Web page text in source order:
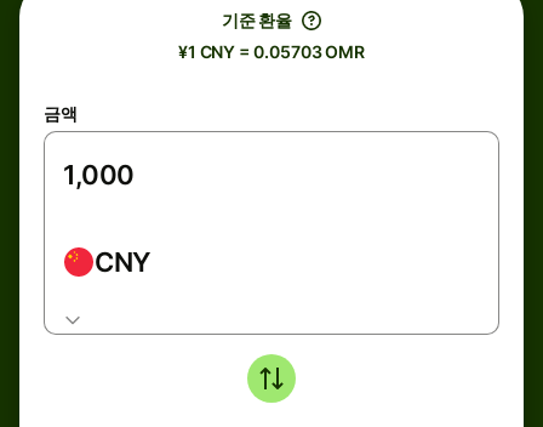
기준 환율
¥1 CNY = 0.05703 OMR
금액
CNY